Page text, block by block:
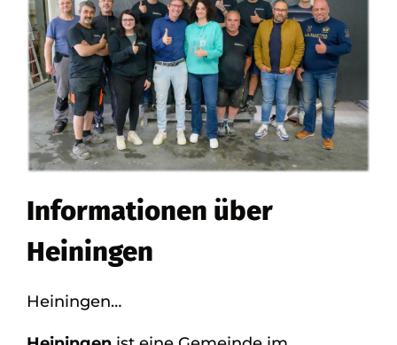
Informationen über
Heiningen
Heiningen…